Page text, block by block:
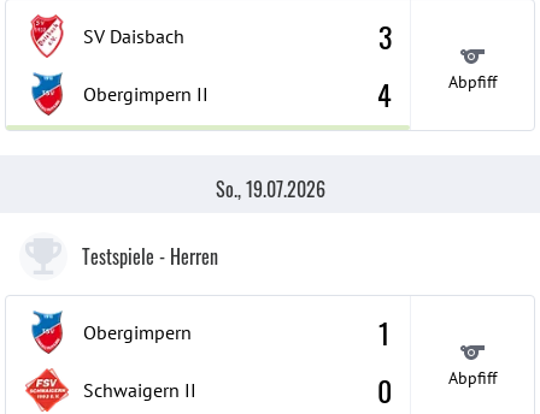
SV Daisbach
Obergimpern II
3
4
Abpfiff
So., 19.07.2026
Testspiele - Herren
Obergimpern
Schwaigern II
1
0
Abpfiff